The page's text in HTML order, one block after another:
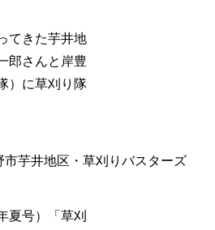
てきた芋井地
郎さんと岸豊
）に草刈り隊
芋井地区・草刈りバスターズ
夏号）「草刈